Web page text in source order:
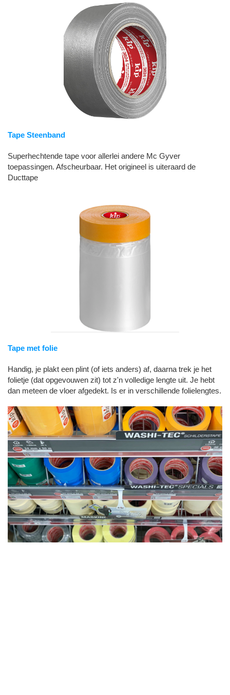
Tape Steenband
Superhechtende tape voor allerlei andere Mc Gyver
toepassingen. Afscheurbaar. Het origineel is uiteraard de
Ducttape
Tape met folie
Handig, je plakt een plint (of iets anders) af, daarna trek je het
folietje (dat opgevouwen zit) tot z'n volledige lengte uit. Je hebt
dan meteen de vloer afgedekt. Is er in verschillende folielengtes.